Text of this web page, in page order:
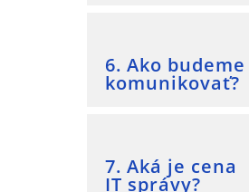
6. Ako budeme
komunikovať?
7. Aká je cena
IT správy?